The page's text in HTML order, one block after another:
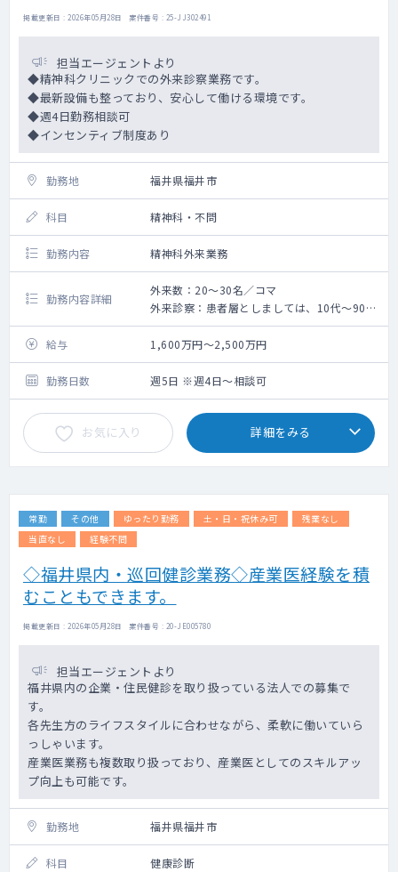
掲載更新日 : 2026年05月28日 案件番号 : 25-JJ302491
担当エージェントより
◆精神科クリニックでの外来診察業務です。
◆最新設備も整っており、安心して働ける環境です。
◆週4日勤務相談可
◆インセンティブ制度あり
勤務地 福井県福井市
科目 精神科・不問
勤務内容 精神科外来業務
勤務内容詳細
外来数：20～30名／コマ
外来診察：患者層としましては、10代～90代
まで幅広い年齢層の患者様が来院されます。
主にうつ病・不眠症・発達障害の
対応を行っています。
給与 1,600万円～2,500万円
勤務日数 週5日 ※週4日～相談可
お気に入り 詳細をみる
常勤 その他 ゆったり勤務 土・日・祝休み可
残業なし
当直なし
経験不問
◇福井県内・巡回健診業務◇産業医経験を積
むこともできます。
掲載更新日 : 2026年05月28日 案件番号 : 20-JE005780
担当エージェントより
福井県内の企業・住民健診を取り扱っている法人での募集で
す。
各先生方のライフスタイルに合わせながら、柔軟に働いていら
っしゃいます。
産業医業務も複数取り扱っており、産業医としてのスキルアッ
プ向上も可能です。
勤務地 福井県福井市
科目 健康診断